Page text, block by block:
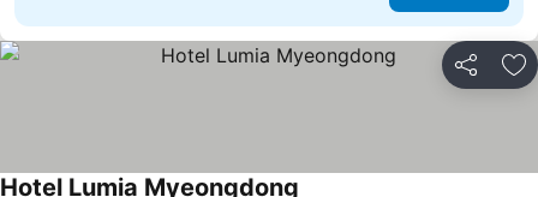
分享 放
Hotel Lumia Myeongdong